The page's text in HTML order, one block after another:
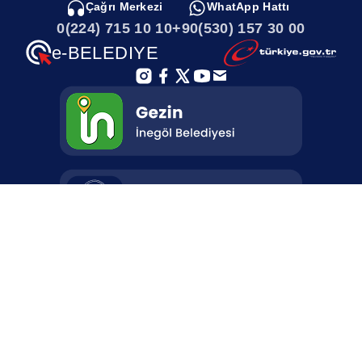
ve milletimize sabırlar diliyorum. Fuarımızın da şehrimize ve
ülkemize hayırlar getirmesini, güzel ve bereketli bir yaz sezonunun
habercisi olmasını diliyorum” dedi.
Çağrı Merkezi
0(224) 715 10 10
WhatApp Hattı
+90(530) 157 30 00
e-BELEDIYE